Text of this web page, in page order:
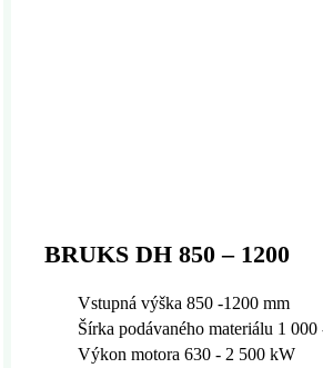
BRUKS DH 850 – 1200
Vstupná výška 850 -1200 mm
Šírka podávaného materiálu 1
Výkon motora 630 - 2 500 kW